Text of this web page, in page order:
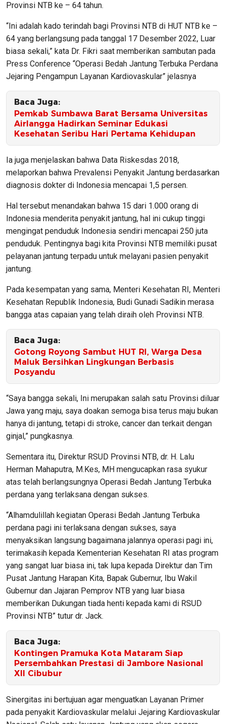
Provinsi NTB ke – 64 tahun.
“Ini adalah kado terindah bagi Provinsi NTB di HUT NTB ke –
64 yang berlangsung pada tanggal 17 Desember 2022, Luar
biasa sekali,” kata Dr. Fikri saat memberikan sambutan pada
Press Conference “Operasi Bedah Jantung Terbuka Perdana
Jejaring Pengampun Layanan Kardiovaskular” jelasnya
Baca Juga:
Pemkab Sumbawa Barat Bersama Universitas
Airlangga Hadirkan Seminar Edukasi
Kesehatan Seribu Hari Pertama Kehidupan
Ia juga menjelaskan bahwa Data Riskesdas 2018,
melaporkan bahwa Prevalensi Penyakit Jantung berdasarkan
diagnosis dokter di Indonesia mencapai 1,5 persen.
Hal tersebut menandakan bahwa 15 dari 1.000 orang di
Indonesia menderita penyakit jantung, hal ini cukup tinggi
mengingat penduduk Indonesia sendiri mencapai 250 juta
penduduk. Pentingnya bagi kita Provinsi NTB memiliki pusat
pelayanan jantung terpadu untuk melayani pasien penyakit
jantung.
Pada kesempatan yang sama, Menteri Kesehatan RI, Menteri
Kesehatan Republik Indonesia, Budi Gunadi Sadikin merasa
bangga atas capaian yang telah diraih oleh Provinsi NTB.
Baca Juga:
Gotong Royong Sambut HUT RI, Warga Desa
Maluk Bersihkan Lingkungan Berbasis
Posyandu
“Saya bangga sekali, Ini merupakan salah satu Provinsi diluar
Jawa yang maju, saya doakan semoga bisa terus maju bukan
hanya di jantung, tetapi di stroke, cancer dan terkait dengan
ginjal,” pungkasnya.
Sementara itu, Direktur RSUD Provinsi NTB, dr. H. Lalu
Herman Mahaputra, M.Kes, MH mengucapkan rasa syukur
atas telah berlangsungnya Operasi Bedah Jantung Terbuka
perdana yang terlaksana dengan sukses.
“Alhamdulillah kegiatan Operasi Bedah Jantung Terbuka
perdana pagi ini terlaksana dengan sukses, saya
menyaksikan langsung bagaimana jalannya operasi pagi ini,
terimakasih kepada Kementerian Kesehatan RI atas program
yang sangat luar biasa ini, tak lupa kepada Direktur dan Tim
Pusat Jantung Harapan Kita, Bapak Gubernur, Ibu Wakil
Gubernur dan Jajaran Pemprov NTB yang luar biasa
memberikan Dukungan tiada henti kepada kami di RSUD
Provinsi NTB” tutur dr. Jack.
Baca Juga:
Kontingen Pramuka Kota Mataram Siap
Persembahkan Prestasi di Jambore Nasional
XII Cibubur
Sinergitas ini bertujuan agar menguatkan Layanan Primer
pada penyakit Kardiovaskular melalui Jejaring Kardiovaskular